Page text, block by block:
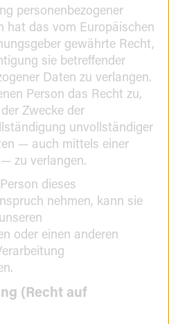
personenbezogener
hat das vom Europäischen
gewährte Recht,
sie betreffender
Daten zu verlangen.
Person das Recht zu,
Zwecke der
unvollständiger
— auch mittels einer
zu verlangen.
dieses
nehmen, kann sie
oder einen anderen
(Recht auf